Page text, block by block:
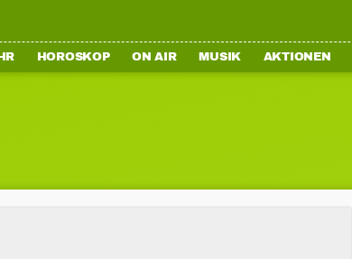
HOROSKOP ON AIR MUSIK AKTIONEN